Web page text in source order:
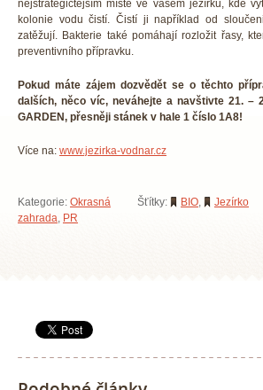
nejstrategičtějším místě ve vašem jezírku, kde
kolonie vodu čistí. Čistí ji například od
zatěžují. Bakterie také pomáhají rozložit řasy,
preventivního přípravku.
Pokud máte zájem dozvědět se o těchto
dalších, něco víc, neváhejte a navštivte 21. –
GARDEN, přesněji stánek v hale 1 číslo 1A8!
Více na: www.jezirka-vodnar.cz
Kategorie: Okrasná
zahrada, PR
Šťítky: BIO, Jezírko